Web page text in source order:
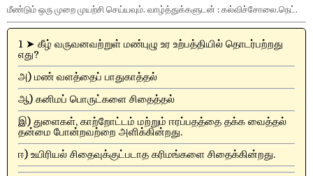
மீண்டும் ஒரு முறை முயற்சி செய்யவும். வாழ்த்துக்களுடன் : கல்விச்சோலை.நெட்.
1 ➤ கீழ் வருவனவற்றுள் மண்புழு உர உற்பத்தியில் தொடர்பற்றது
எது?
அ) மண் வளத்தைப் பாதுகாத்தல்
ஆ) கனிமப் பொருட்களை சிதைத்தல்
இ) துளைகள், காற்றோட்டம் மற்றும் ஈரப்பதத்தை தக்க வைத்தல்
தன்மை போன்றவற்றை அளிக்கின்றது.
ஈ) உயிரியல் சிதைவுக்குட்படாத கரிமங்களை சிதைக்கின்றது.